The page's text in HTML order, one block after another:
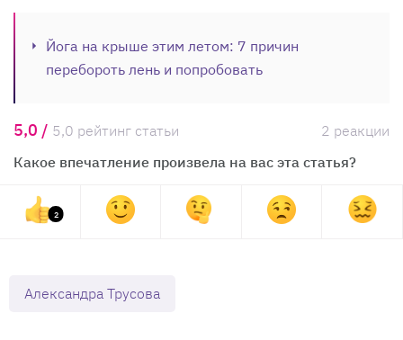
Йога на крыше этим летом: 7 причин
перебороть лень и попробовать
5,0 / 5,0 рейтинг статьи
2 реакции
Какое впечатление произвела на вас эта статья?
2
Александра Трусова